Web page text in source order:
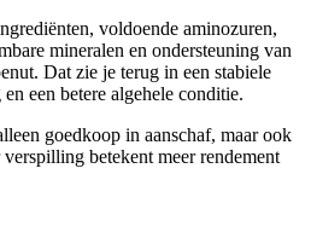
voldoende aminozuren,
mineralen en ondersteuning van
Dat zie je terug in een stabiele
een betere algehele conditie.
goedkoop in aanschaf, maar ook
betekent meer rendement